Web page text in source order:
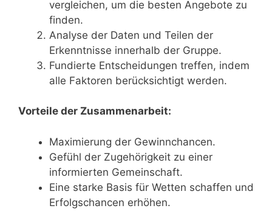
vergleichen, um die besten Angebote zu
finden.
Analyse der Daten und Teilen der
Erkenntnisse innerhalb der Gruppe.
Fundierte Entscheidungen treffen, indem
alle Faktoren berücksichtigt werden.
Vorteile der Zusammenarbeit:
Maximierung der Gewinnchancen.
Gefühl der Zugehörigkeit zu einer
informierten Gemeinschaft.
Eine starke Basis für Wetten schaffen und
Erfolgschancen erhöhen.